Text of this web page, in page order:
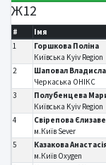
Ж12
# Імя
1
Горшкова Поліна
Київська Kyiv Region
2
Шаповал
Черкаська ОНІКС
3
Полубенцева
Київська Kyiv Region
4
Свірепова
м.Київ Sever
5
Казакова
м.Київ Oxygen